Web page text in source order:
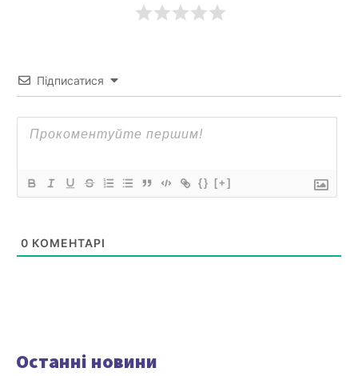
Підписатися
{} [+]
0 КОМЕНТАРІ
Останні новини